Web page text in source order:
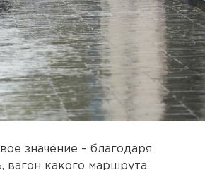
значение – благодаря
вагон какого маршрута